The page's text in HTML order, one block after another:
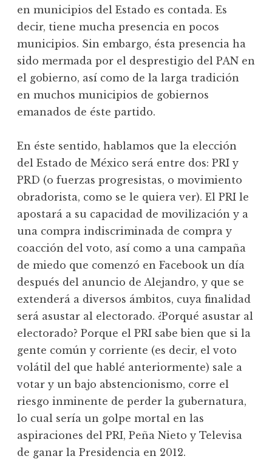
en municipios del Estado es contada. Es
decir, tiene mucha presencia en pocos
municipios. Sin embargo, ésta presencia ha
sido mermada por el desprestigio del PAN en
el gobierno, así como de la larga tradición
en muchos municipios de gobiernos
emanados de éste partido.
En éste sentido, hablamos que la elección
del Estado de México será entre dos: PRI y
PRD (o fuerzas progresistas, o movimiento
obradorista, como se le quiera ver). El PRI le
apostará a su capacidad de movilización y a
una compra indiscriminada de compra y
coacción del voto, así como a una campaña
de miedo que comenzó en Facebook un día
después del anuncio de Alejandro, y que se
extenderá a diversos ámbitos, cuya finalidad
será asustar al electorado. ¿Porqué asustar al
electorado? Porque el PRI sabe bien que si la
gente común y corriente (es decir, el voto
volátil del que hablé anteriormente) sale a
votar y un bajo abstencionismo, corre el
riesgo inminente de perder la gubernatura,
lo cual sería un golpe mortal en las
aspiraciones del PRI, Peña Nieto y Televisa
de ganar la Presidencia en 2012.